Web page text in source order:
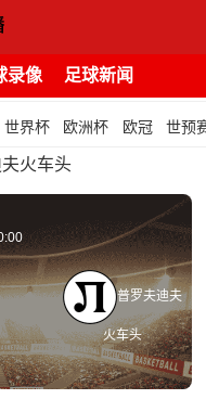
录像 足球新闻
世界杯 欧洲杯 欧冠 世预
火车头
普罗夫迪夫
火车头